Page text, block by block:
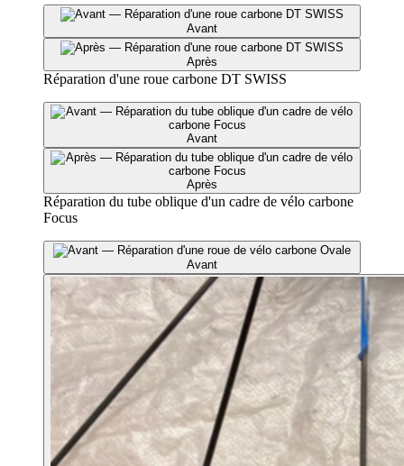
Avant
Après
Réparation d'une roue carbone DT SWISS
Avant
Après
Réparation du tube oblique d'un cadre de vélo carbone
Focus
Avant